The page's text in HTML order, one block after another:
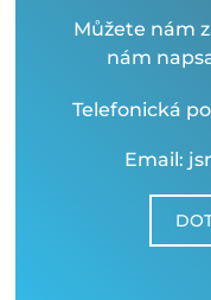
Můžete nám
nám
Telefonická
Email: